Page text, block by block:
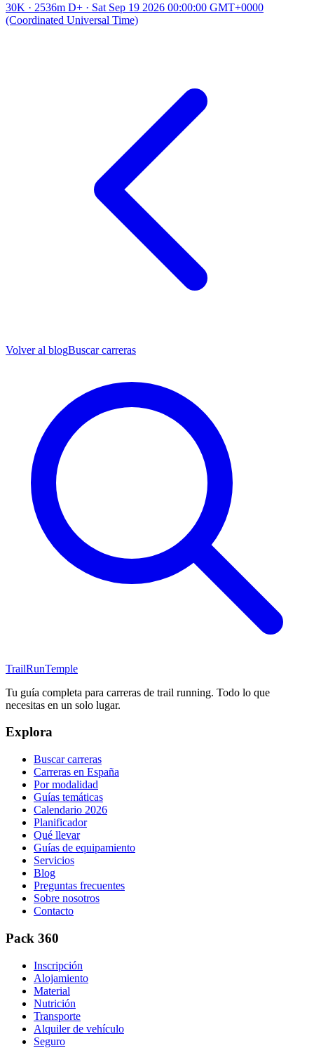
30K · 2536m D+ · Sat Sep 19 2026 00:00:00 GMT+0000
(Coordinated Universal Time)
Volver al blogBuscar carreras
TrailRunTemple
Tu guía completa para carreras de trail running. Todo lo que
necesitas en un solo lugar.
Explora
Buscar carreras
Carreras en España
Por modalidad
Guías temáticas
Calendario 2026
Planificador
Qué llevar
Guías de equipamiento
Servicios
Blog
Preguntas frecuentes
Sobre nosotros
Contacto
Pack 360
Inscripción
Alojamiento
Material
Nutrición
Transporte
Alquiler de vehículo
Seguro